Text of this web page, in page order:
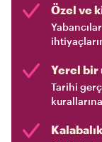
Özel ve
Yerel bir
Tarihi